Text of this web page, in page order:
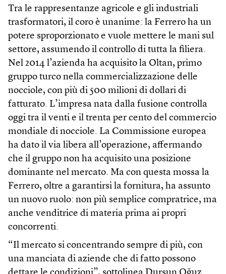
Tra le rappresentanze agricole e gli industriali
trasformatori, il coro è unanime: la Ferrero ha un
potere sproporzionato e vuole mettere le mani sul
settore, assumendo il controllo di tutta la filiera.
Nel 2014 l’azienda ha acquisito la Oltan, primo
gruppo turco nella commercializzazione delle
nocciole, con più di 500 milioni di dollari di
fatturato. L’impresa nata dalla fusione controlla
oggi tra il venti e il trenta per cento del commercio
mondiale di nocciole. La Commissione europea
ha dato il via libera all’operazione, affermando
che il gruppo non ha acquisito una posizione
dominante nel mercato. Ma con questa mossa la
Ferrero, oltre a garantirsi la fornitura, ha assunto
un nuovo ruolo: non più semplice compratrice, ma
anche venditrice di materia prima ai propri
concorrenti.
“Il mercato si concentrando sempre di più, con
una manciata di aziende che di fatto possono